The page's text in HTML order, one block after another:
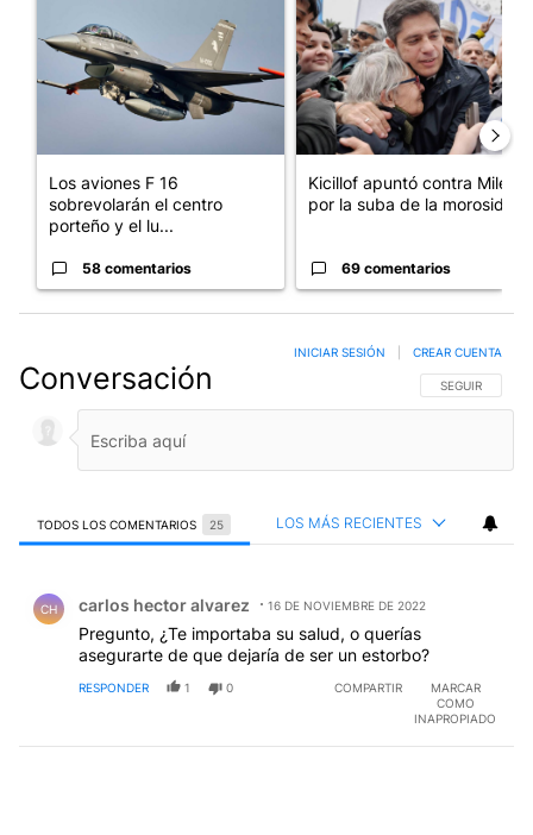
Los aviones F 16
sobrevolarán el centro
porteño y el lu...
58 comentarios
Kicillof apuntó contra Milei
por la suba de la morosida...
69 comentarios
Conversación SIGA ESTA
SEGUIR
INICIAR SESIÓN CREAR CUENTA
TODOS LOS COMENTARIOS 25 LOS MÁS RECIENTES
CH carlos hector alvarez 16 DE NOVIEMBRE DE 2022
Pregunto, ¿Te importaba su salud, o querías
asegurarte de que dejaría de ser un estorbo?
RESPONDER 1 0 COMPARTIR
MARCAR
COMO
INAPROPIADO